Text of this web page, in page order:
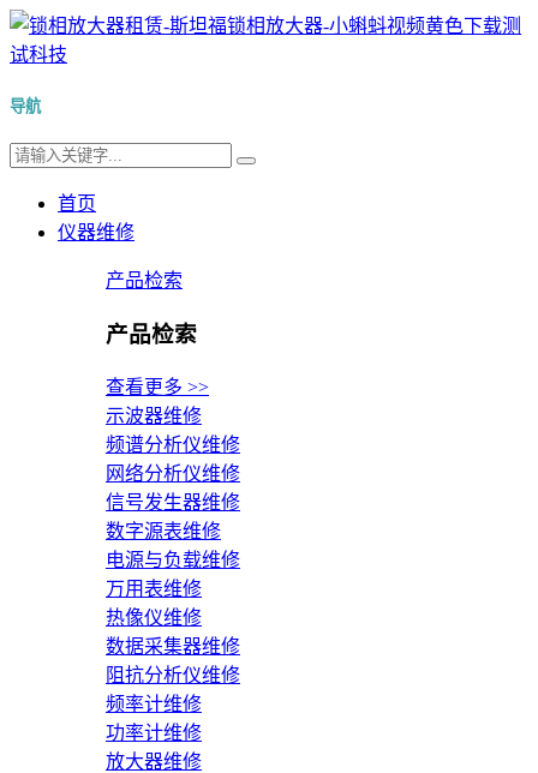
导航
首页
仪器维修
产品检索
产品检索
查看更多 >>
示波器维修
频谱分析仪维修
网络分析仪维修
信号发生器维修
数字源表维修
电源与负载维修
万用表维修
热像仪维修
数据采集器维修
阻抗分析仪维修
频率计维修
功率计维修
放大器维修